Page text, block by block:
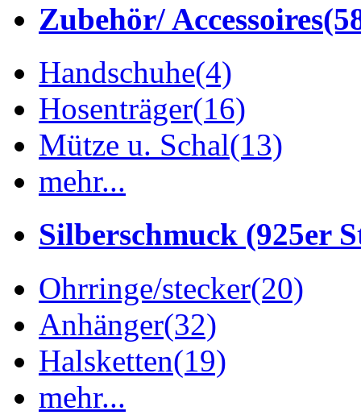
Zubehör/ Accessoires
Handschuhe(4)
Hosenträger(16)
Mütze u. Schal(13)
mehr...
Silberschmuck (925er
Ohrringe/stecker(20)
Anhänger(32)
Halsketten(19)
mehr...